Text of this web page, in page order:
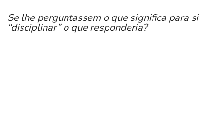
Se lhe perguntassem o que significa para si
“disciplinar” o que responderia?